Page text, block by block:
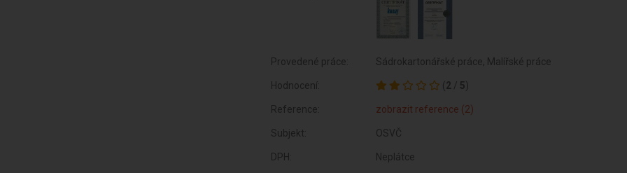
Provedené práce: Sádrokartonářské práce, Malířské práce
Hodnocení: (2 / 5)
Reference: zobrazit reference (2)
Subjekt: OSVČ
DPH: Neplátce